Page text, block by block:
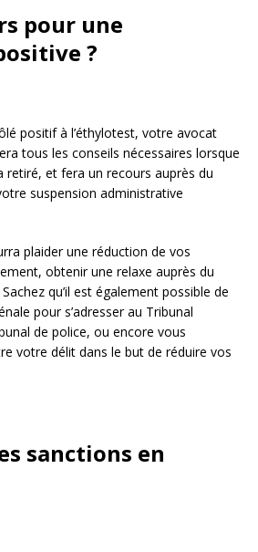
pour une
?
positif à l’éthylotest, votre avocat
tous les conseils nécessaires lorsque
retiré, et fera un recours auprès du
suspension administrative
plaider une réduction de vos
obtenir une relaxe auprès du
qu’il est également possible de
pour s’adresser au Tribunal
de police, ou encore vous
votre délit dans le but de réduire vos
sanctions en